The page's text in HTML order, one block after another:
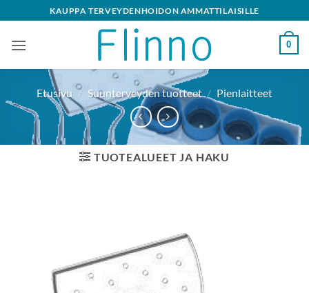
to
content
KAUPPA TERVEYDENHOIDON AMMATTILAISILLE
0
Etusivu / Suunterveyden tuotteet / Pienlaitteet
TUOTEALUEET JA HAKU